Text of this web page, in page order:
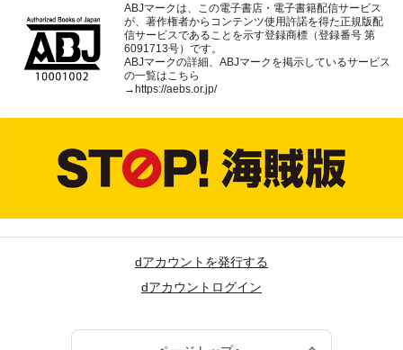
ABJマークは、この電子書店・電子書籍配信サービス
が、著作権者からコンテンツ使用許諾を得た正規版配
信サービスであることを示す登録商標（登録番号 第
6091713号）です。
ABJマークの詳細、ABJマークを掲示しているサービス
の一覧はこちら
→https://aebs.or.jp/
dアカウントを発行する
dアカウントログイン